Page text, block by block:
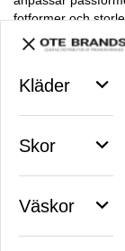
Kläder
Skor
Väskor
fotformer och
upplevelse för
syftar detta
skor, vilket
arbetspass.
Stöd och stabilitet
och stöd. Detta
minskar risken för
bättre stabilitet